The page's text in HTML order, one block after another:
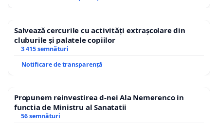
Salvează cercurile cu activități extrașcolare din
cluburile și palatele copiilor
3 415 semnături
Notificare de transparență
Propunem reinvestirea d-nei Ala Nemerenco in
functia de Ministru al Sanatatii
56 semnături